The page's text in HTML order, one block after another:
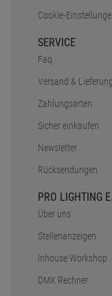
Cookie-
SERVICE
Faq
Versand & Lieferung
Zahlungsarten
Sicher einkaufen
Newsletter
Rücksendungen
PRO LIGHTING
Über uns
Stellenanzeigen
Inhouse Workshop
DMX Rechner